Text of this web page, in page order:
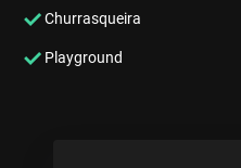
Churrasqueira
Playground